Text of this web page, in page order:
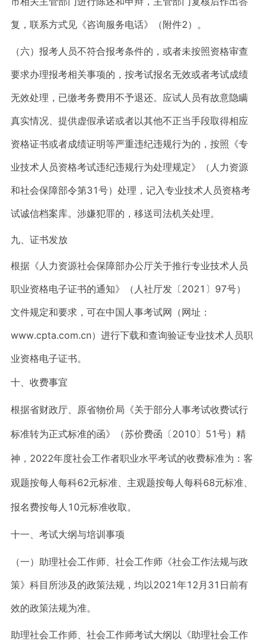
复，联系方式见《咨询服务电话》（附件2）。
（六）报考人员不符合报考条件的，或者未按照资格审查
要求办理报考相关事项的，按考试报名无效或者考试成绩
无效处理，已缴考务费用不予退还。应试人员有故意隐瞒
真实情况、提供虚假承诺或者以其他不正当手段取得相应
资格证书或者成绩证明等严重违纪违规行为的，按照《专
业技术人员资格考试违纪违规行为处理规定》（人力资源
和社会保障部令第31号）处理，记入专业技术人员资格考
试诚信档案库。涉嫌犯罪的，移送司法机关处理。
九、证书发放
根据《人力资源社会保障部办公厅关于推行专业技术人员
职业资格电子证书的通知》（人社厅发〔2021〕97号）
文件规定和要求，可在中国人事考试网（网址：
www.cpta.com.cn）进行下载和查询验证专业技术人员职
业资格电子证书。
十、收费事宜
根据省财政厅、原省物价局《关于部分人事考试收费试行
标准转为正式标准的函》（苏价费函〔2010〕51号）精
神，2022年度社会工作者职业水平考试的收费标准为：客
观题按每人每科62元标准、主观题按每人每科68元标准、
报名费按每人10元标准收取。
十一、考试大纲与培训事项
（一）助理社会工作师、社会工作师《社会工作法规与政
策》科目所涉及的政策法规，均以2021年12月31日前有
效的政策法规为准。
助理社会工作师、社会工作师考试大纲以《助理社会工作